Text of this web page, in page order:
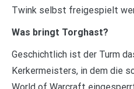
Twink selbst freigespielt
Was bringt Torghast?
Geschichtlich ist der Turm
Kerkermeisters, in dem die